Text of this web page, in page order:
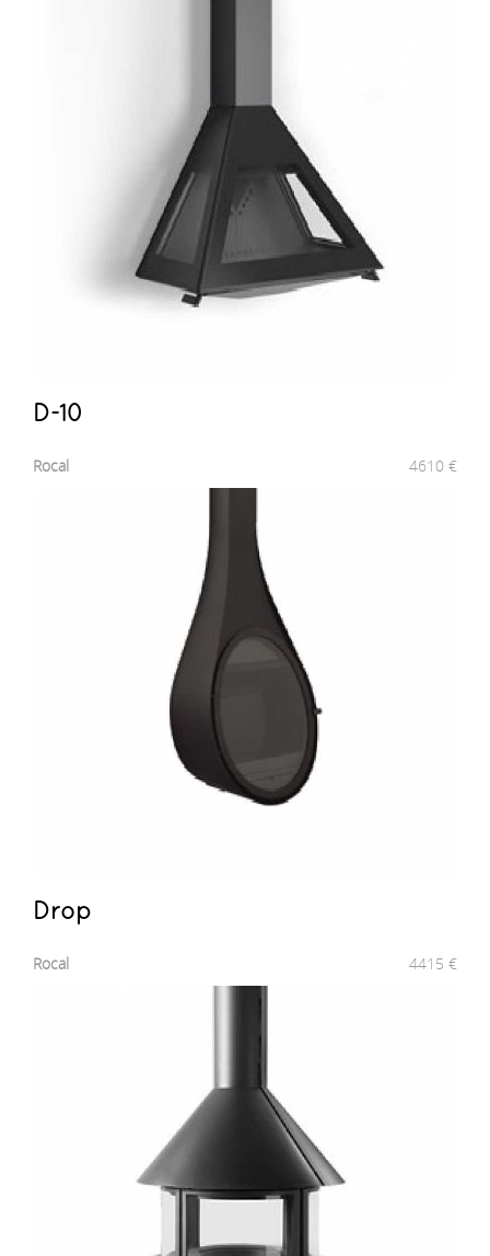
D-10
Rocal 4610 €
Drop
Rocal 4415 €